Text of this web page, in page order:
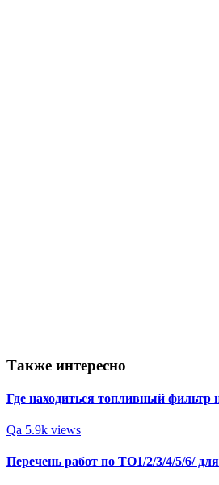
Также интересно
Где находиться топливный фильтр
Qa 5.9k views
Перечень работ по ТО1/2/3/4/5/6/